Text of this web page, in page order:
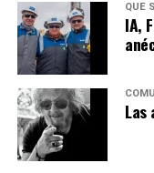
QUÉ
IA,
Las